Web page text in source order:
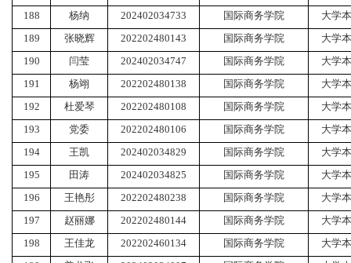
188
杨纳 202402034733 国际商务学院
大学
189
张晓辉 202202480143 国际商务学院
大学
190
闫莹 202402034747 国际商务学院
大学
191
杨翊 202202480138 国际商务学院
大学
192
杜爱琴 202202480108 国际商务学院
大学
193
党委 202202480106 国际商务学院
大学
194
王凯 202402034829 国际商务学院
大学
195
田涛 202402034825 国际商务学院
大学
196
王艳彤 202202480238 国际商务学院
大学
197
赵丽娜 202202480144 国际商务学院
大学
198
王佳龙 202202460134 国际商务学院
大学